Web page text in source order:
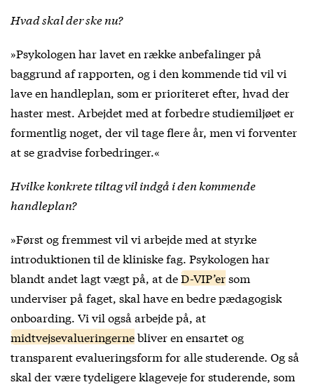
Hvad skal der ske nu?
»Psykologen har lavet en række anbefalinger på
baggrund af rapporten, og i den kommende tid vil vi
lave en handleplan, som er prioriteret efter, hvad der
haster mest. Arbejdet med at forbedre studiemiljøet er
formentlig noget, der vil tage flere år, men vi forventer
at se gradvise forbedringer.«
Hvilke konkrete tiltag vil indgå i den kommende
handleplan?
»Først og fremmest vil vi arbejde med at styrke
introduktionen til de kliniske fag. Psykologen har
blandt andet lagt vægt på, at deD-VIP’ersom
underviser på faget, skal have en bedre pædagogisk
onboarding. Vi vil også arbejde på, at
midtvejsevalueringernebliver en ensartet og
transparent evalueringsform for alle studerende. Og så
skal der være tydeligere klageveje for studerende, som